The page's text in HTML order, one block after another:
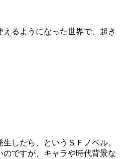
るようになった世界で、起き
したら、というＳＦノベル。
ですが、キャラや時代背景な